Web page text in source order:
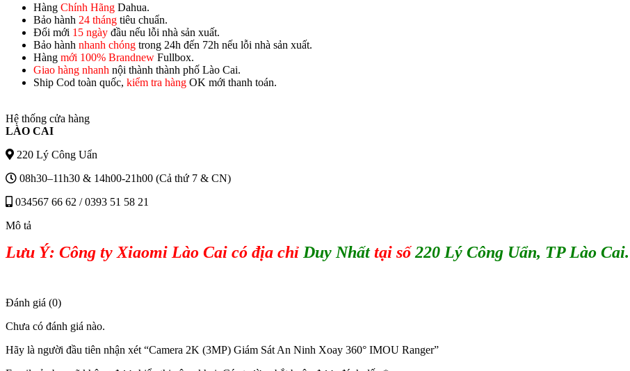
Hàng Chính Hãng Dahua.
Bảo hành 24 tháng tiêu chuẩn.
Đổi mới 15 ngày đầu nếu lỗi nhà sản xuất.
Bảo hành nhanh chóng trong 24h đến 72h nếu lỗi nhà sản xuất.
Hàng mới 100% Brandnew Fullbox.
Giao hàng nhanh nội thành thành phố Lào Cai.
Ship Cod toàn quốc, kiểm tra hàng OK mới thanh toán.
Hệ thống cửa hàng
LÀO CAI
220 Lý Công Uẩn
08h30–11h30 & 14h00-21h00 (Cả thứ 7 & CN)
034567 66 62 / 0393 51 58 21
Mô tả
Lưu Ý: Công ty Xiaomi Lào Cai có địa chỉ Duy Nhấttại số220 Lý Công Uẩn, TP Lào Cai.
Đánh giá (0)
Chưa có đánh giá nào.
Hãy là người đầu tiên nhận xét “Camera 2K (3MP) Giám Sát An Ninh Xoay 360° IMOU Ranger”